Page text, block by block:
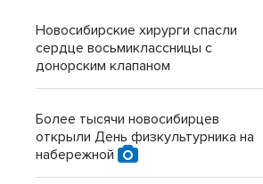
Новосибирские хирурги спасли
сердце восьмиклассницы с
донорским клапаном
Более тысячи новосибирцев
открыли День физкультурника на
набережной